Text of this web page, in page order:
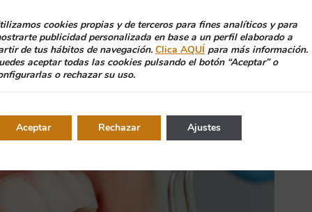
se registran los cambios en la salud general (o la
enfermedad. Si en alguna zona se muestran cambios a
con radiografías u otras pruebas complementarias
cookies propias y de terceros para fines analíticos y para
publicidad personalizada en base a un perfil elaborado a
de tus hábitos de navegación. Clica AQUÍ para más información.
aceptar todas las cookies pulsando el botón “Aceptar” o
o rechazar su uso.
Aceptar Rechazar Ajustes